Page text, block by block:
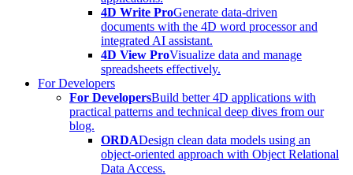
4D Write ProGenerate data-driven
documents with the 4D word processor and
integrated AI assistant.
4D View ProVisualize data and manage
spreadsheets effectively.
For Developers
For DevelopersBuild better 4D applications with
practical patterns and technical deep dives from our
blog.
ORDADesign clean data models using an
object-oriented approach with Object Relational
Data Access.